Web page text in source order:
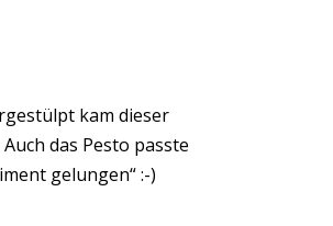
kam dieser
das Pesto passte
gelungen“ :-)